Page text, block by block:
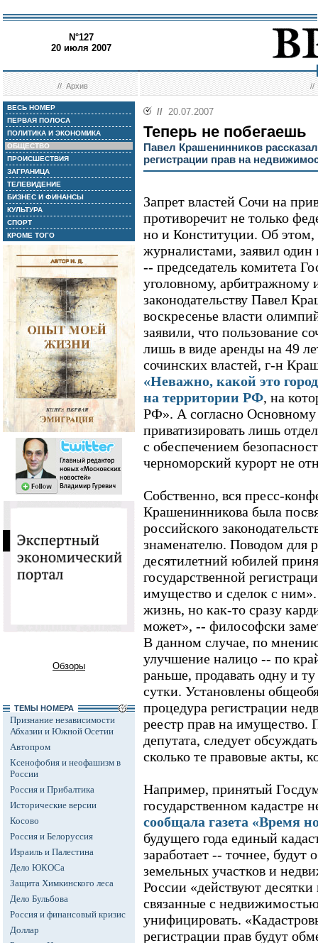
N°127
20 июля 2007
//Архив //
ВЕСЬ НОМЕР
ПЕРВАЯ ПОЛОСА
ПОЛИТИКА И ЭКОНОМИКА
ОБЩЕСТВО
ПРОИСШЕСТВИЯ
ЗАГРАНИЦА
ТЕЛЕВИДЕНИЕ
БИЗНЕС И ФИНАНСЫ
КУЛЬТУРА
СПОРТ
КРОМЕ ТОГО
Обзоры
ТЕМЫ НОМЕРА
Признание независимости
Абхазии и Южной Осетии
Автопром
Ксенофобия и неофашизм в
России
Россия и Прибалтика
Исторические версии
Косово
Россия и Белоруссия
Израиль и Палестина
Дело ЮКОСа
Защита Химкинского леса
Дело Бульбова
Россия и финансовый кризис
Доллар
// 20.07.2007
Теперь не побегаешь
Павел Крашенинников
регистрации прав на
Запрет властей Сочи на
противоречит не только
но и Конституции. Об этом,
журналистами, заявил
-- председатель комитета
уголовному, арбитражному
законодательству Павел
воскресенье власти
заявили, что пользование
лишь в виде аренды на 49
сочинских властей, г-н
«Неважно, какой это
на территории РФ, на
РФ». А согласно Основному
приватизировать лишь
с обеспечением
черноморский курорт не
Собственно, вся пресс-
Крашенинникова была
российского
знаменателю. Поводом для
десятилетний юбилей
государственной
имущество и сделок с
жизнь, но как-то сразу
может», -- философски
В данном случае, по
улучшение налицо -- по
раньше, продавать одну и
сутки. Установлены
процедура регистрации
реестр прав на
депутата, следует
сколько те правовые акты,
Например, принятый
государственном кадастре
сообщала газета «Время
будущего года единый
заработает -- точнее,
земельных участков и
России «действуют
связанные с
унифицировать.
регистрации прав будут